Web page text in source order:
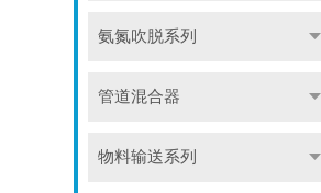
氨氮吹脱系列
管道混合器
物料输送系列